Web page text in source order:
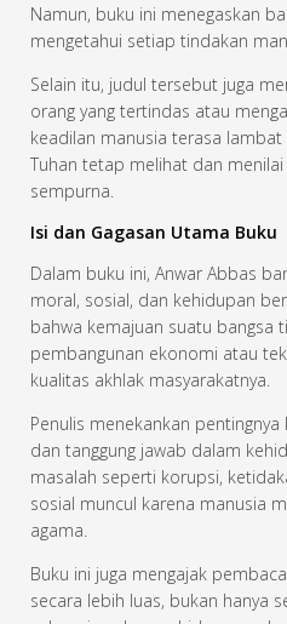
Namun, buku ini menegaskan
mengetahui setiap tindakan
Selain itu, judul tersebut juga
orang yang tertindas atau
keadilan manusia terasa
Tuhan tetap melihat dan
sempurna.
Isi dan Gagasan Utama Buku
Dalam buku ini, Anwar Abbas
moral, sosial, dan kehidupan
bahwa kemajuan suatu bangsa
pembangunan ekonomi atau
kualitas akhlak masyarakatnya.
Penulis menekankan
dan tanggung jawab dalam
masalah seperti korupsi,
sosial muncul karena manusia
agama.
Buku ini juga mengajak
secara lebih luas, bukan hanya